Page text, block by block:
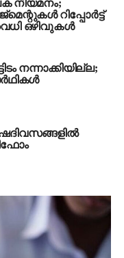
നിയമനം;
റിപ്പോര്‍ട്ട്
ഒഴിവുകള്‍
നന്നാക്കിയില്ല;